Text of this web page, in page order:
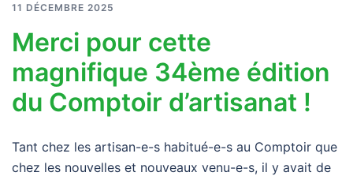
11 DÉCEMBRE 2025
Merci pour cette
magnifique 34ème édition
du Comptoir d’artisanat !
Tant chez les artisan-e-s habitué-e-s au Comptoir que
chez les nouvelles et nouveaux venu-e-s, il y avait de